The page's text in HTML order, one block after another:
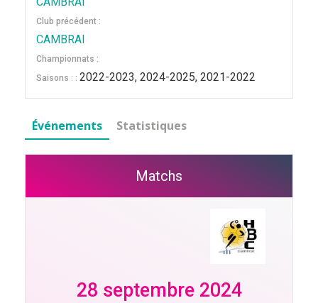
Club précédent :
CAMBRAI
Championnats :
Saisons : : 2022-2023, 2024-2025, 2021-2022
Événements Statistiques
Matchs
28 septembre 2024